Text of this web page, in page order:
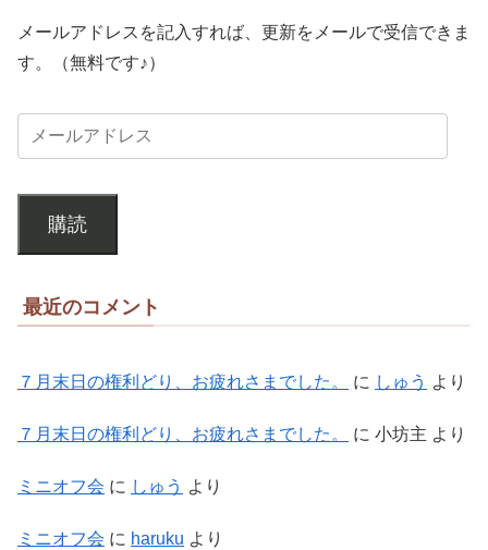
メールアドレスを記入すれば、更新をメールで受信できま
す。（無料です♪）
購読
最近のコメント
７月末日の権利どり、お疲れさまでした。 に しゅう より
７月末日の権利どり、お疲れさまでした。 に 小坊主 より
ミニオフ会 に しゅう より
ミニオフ会 に haruku より